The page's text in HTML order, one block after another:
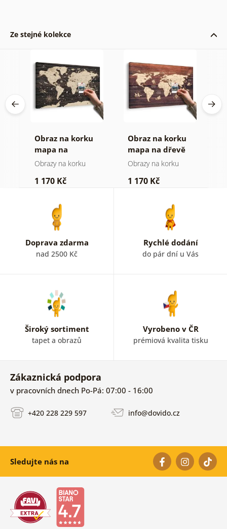
Ze stejné kolekce
Obraz na korku
mapa na
dřevěném pozadí
Obrazy na korku
1 170 Kč
Obraz na korku
mapa na dřevě
Obrazy na korku
1 170 Kč
Doprava zdarma
nad 2500 Kč
Rychlé dodání
do pár dní u Vás
Široký sortiment
tapet a obrazů
Vyrobeno v ČR
prémiová kvalita tisku
Zákaznická podpora
v pracovních dnech Po-Pá: 07:00 - 16:00
+420 228 229 597 info@dovido.cz
Sledujte nás na